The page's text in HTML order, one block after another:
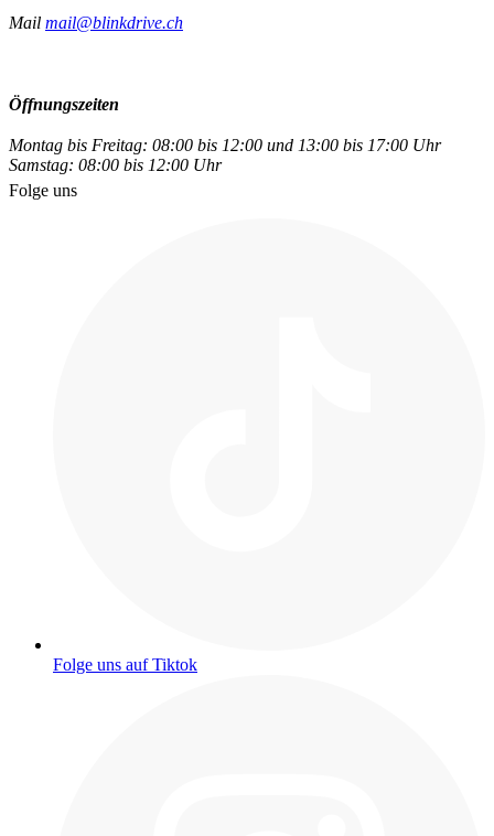
Mail mail@blinkdrive.ch
Öffnungszeiten
Montag bis Freitag: 08:00 bis 12:00 und 13:00 bis 17:00 Uhr
Samstag: 08:00 bis 12:00 Uhr
Folge uns
Folge uns auf Tiktok